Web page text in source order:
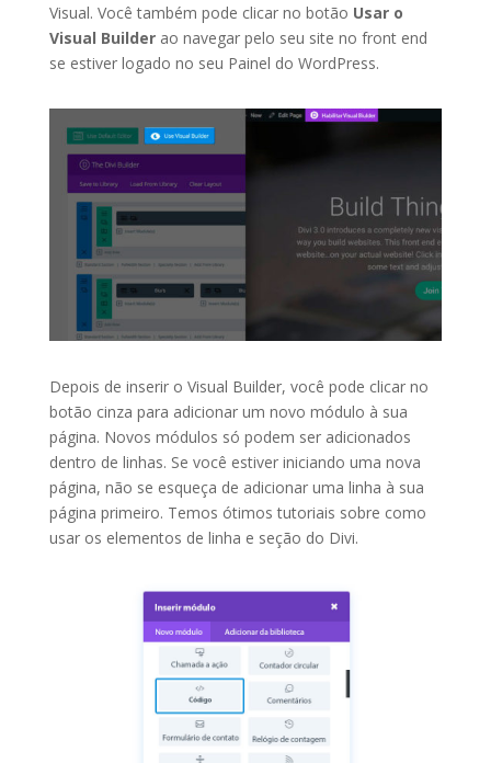
Visual. Você também pode clicar no botão Usar o
Visual Builderao navegar pelo seu site no front end
se estiver logado no seu Painel do WordPress.
Depois de inserir o Visual Builder, você pode clicar no
botão cinza para adicionar um novo módulo à sua
página. Novos módulos só podem ser adicionados
dentro de linhas. Se você estiver iniciando uma nova
página, não se esqueça de adicionar uma linha à sua
página primeiro. Temos ótimos tutoriais sobre como
usar os elementos de linha e seção do Divi.